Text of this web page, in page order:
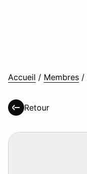
Accueil / Membres /
Retour